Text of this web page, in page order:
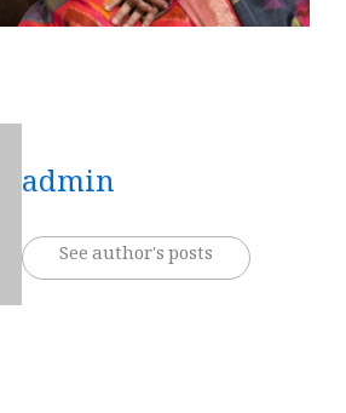
admin
See author's posts